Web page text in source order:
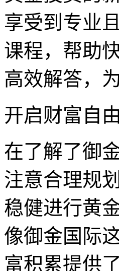
享受到专业
课程，帮助
高效解答，
开启财富自
在了解了御
注意合理规
稳健进行黄
像御金国际
富积累提供